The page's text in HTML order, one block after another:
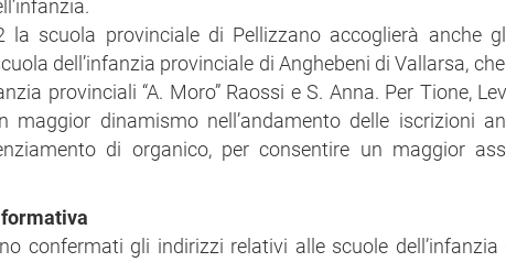
la scuola provinciale di Pellizzano accoglierà anche
dell’infanzia provinciale di Anghebeni di Vallarsa,
provinciali “A. Moro” Raossi e S. Anna. Per Tione,
maggior dinamismo nell’andamento delle iscrizioni
di organico, per consentire un maggior
confermati gli indirizzi relativi alle scuole dell’infanzia